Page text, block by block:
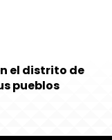
el distrito de
pueblos